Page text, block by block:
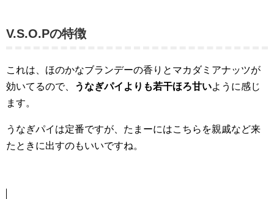
V.S.O.Pの特徴
これは、ほのかなブランデーの香りとマカダミアナッツが
効いてるので、
うなぎパイよりも若干ほろ甘いように感じ
ます。
うなぎパイは定番ですが、たまーにはこちらを親戚など来
たときに出すのもいいですね。